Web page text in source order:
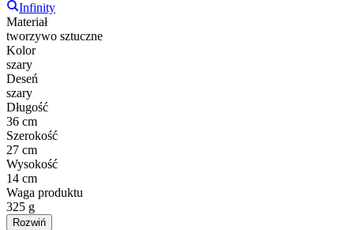
Infinity
Materiał
tworzywo sztuczne
Kolor
szary
Deseń
szary
Długość
36 cm
Szerokość
27 cm
Wysokość
14 cm
Waga produktu
325 g
Rozwiń